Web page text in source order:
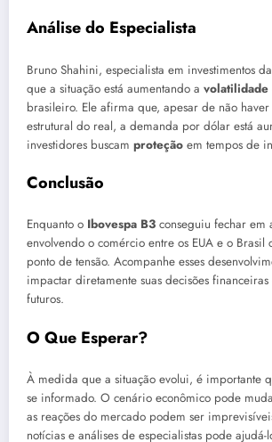
Análise do Especialista
Bruno Shahini, especialista em investimentos da
que a situação está aumentando a volatilidade
brasileiro. Ele afirma que, apesar de não
estrutural do real, a demanda por dólar está
investidores buscam proteção em tempos de
Conclusão
Enquanto o Ibovespa B3 conseguiu fechar em
envolvendo o comércio entre os EUA e o Brasil
ponto de tensão. Acompanhe esses
impactar diretamente suas decisões financeiras
futuros.
O Que Esperar?
À medida que a situação evolui, é importante
se informado. O cenário econômico pode
as reações do mercado podem ser
notícias e análises de especialistas pode ajudá-